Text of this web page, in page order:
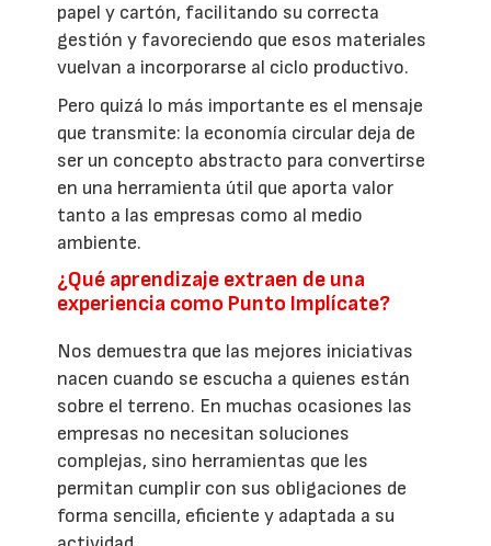
papel y cartón, facilitando su correcta
gestión y favoreciendo que esos materiales
vuelvan a incorporarse al ciclo productivo.
Pero quizá lo más importante es el mensaje
que transmite: la economía circular deja de
ser un concepto abstracto para convertirse
en una herramienta útil que aporta valor
tanto a las empresas como al medio
ambiente.
¿Qué aprendizaje extraen de una
experiencia como Punto Implícate?
Nos demuestra que las mejores iniciativas
nacen cuando se escucha a quienes están
sobre el terreno. En muchas ocasiones las
empresas no necesitan soluciones
complejas, sino herramientas que les
permitan cumplir con sus obligaciones de
forma sencilla, eficiente y adaptada a su